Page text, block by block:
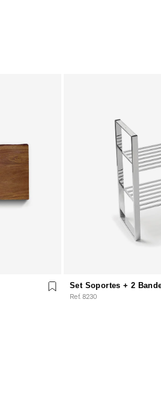
Set Soportes + 2
Ref. 8230